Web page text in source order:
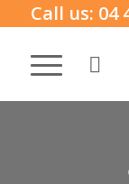
Call us: 04